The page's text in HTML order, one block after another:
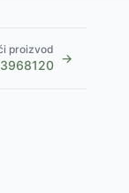
proizvod
→